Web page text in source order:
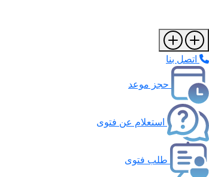
اتصل بنا
حجز موعد
استعلام عن فتوى
طلب فتوى